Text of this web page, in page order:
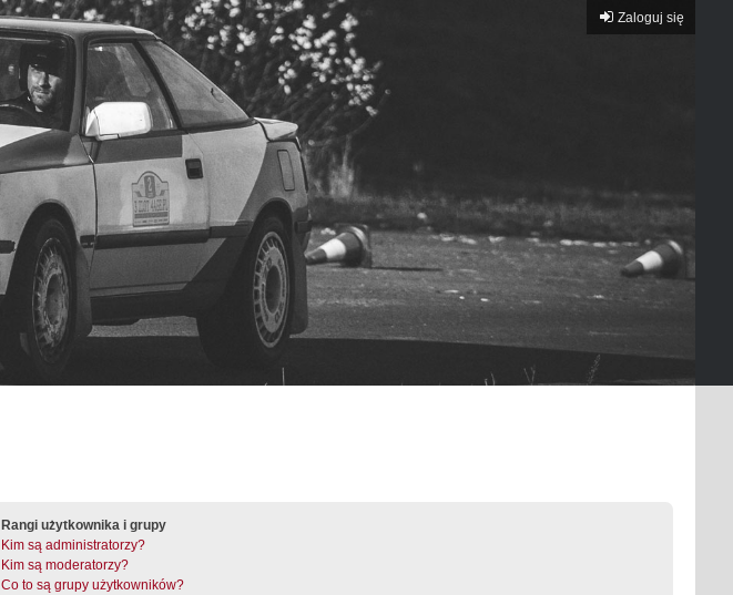
Zaloguj się
Rangi użytkownika i grupy
Kim są administratorzy?
Kim są moderatorzy?
Co to są grupy użytkowników?